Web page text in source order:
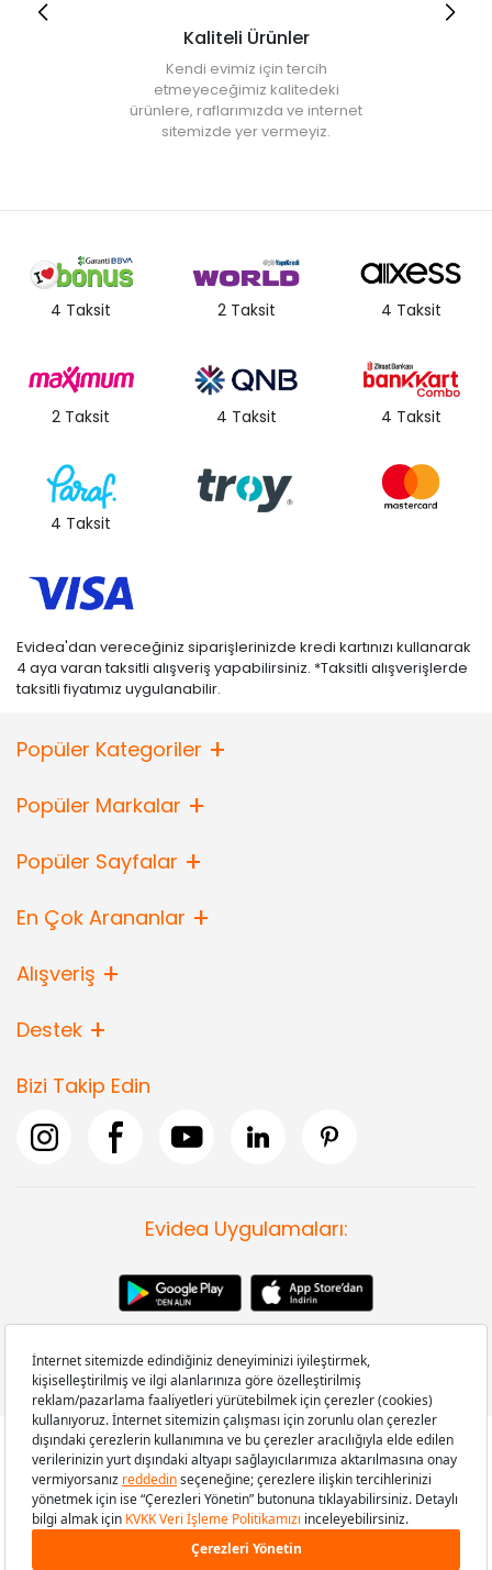
Kaliteli Ürünler
Kendi evimiz için tercih
etmeyeceğimiz kalitedeki
ürünlere, raflarımızda ve internet
sitemizde yer vermeyiz.
4 Taksit 2 Taksit 4 Taksit
2 Taksit 4 Taksit 4 Taksit
4 Taksit
Evidea'dan vereceğiniz siparişlerinizde kredi kartınızı kullanarak
4 aya varan taksitli alışveriş yapabilirsiniz. *Taksitli alışverişlerde
taksitli fiyatımız uygulanabilir.
Popüler Kategoriler
Popüler Markalar
Popüler Sayfalar
En Çok Arananlar
Alışveriş
Destek
Bizi Takip Edin
Evidea Uygulamaları:
Copyright © 2008-2026 Evidea.com | Tüm hakları saklıdır.